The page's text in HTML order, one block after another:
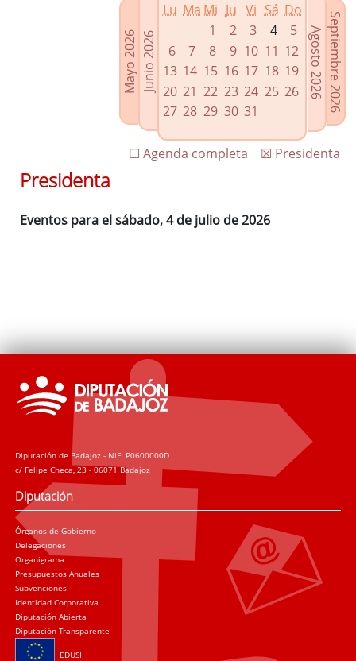
Enlaces relacionados
Agenda de Presidencia
Plenos provinciales y Juntas de gobierno
Oficina de Proyectos Europeos
Mayo 2026Junio 2026
Lu Ma Mi Ju Vi Sá Do
1
2 3 4
5
6
7 8 9 10 11 12
13 14 15 16 17 18 19
20 21 22 23 24 25 26
27 28 29 30 31 Septiembre 2026
Agosto 2026
☒ Presidenta
☐ Agenda completa
Presidenta
Eventos para el sábado, 4 de julio de 2026
Diputación de Badajoz - NIF: P0600000D
c/ Felipe Checa, 23 - 06071 Badajoz
Diputación
Órganos de Gobierno
Delegaciones
Organigrama
Presupuestos Anuales
Subvenciones
Identidad Corporativa
Diputación Abierta
Diputación Transparente
EDUSI